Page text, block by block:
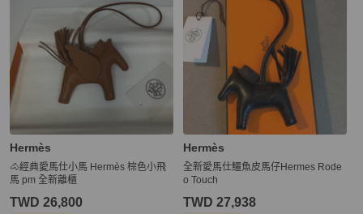
Hermès
🐴經典愛馬仕小馬 Hermès 棕色小飛
馬 pm 全新離櫃
TWD 26,800
Hermès
全新愛馬仕鱷魚皮馬仔Hermes Rode
o Touch
TWD 27,938